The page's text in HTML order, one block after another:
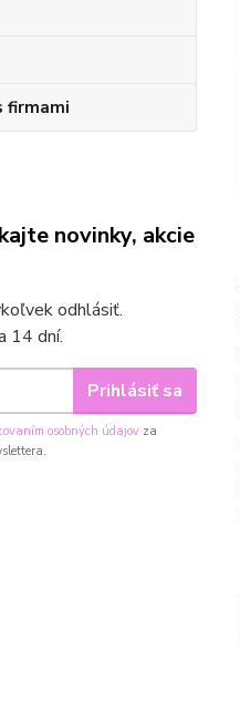
firmami
novinky, akcie
odhlásiť.
14 dní.
Prihlásiť sa
osobných údajov za